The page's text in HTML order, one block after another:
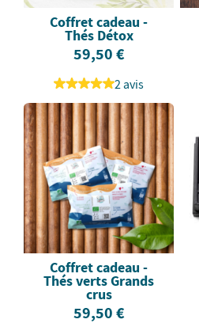
Coffret cadeau -
Thés Détox
59,50 €
2 avis
Coffret cadeau -
Thés verts Grands
crus
59,50 €